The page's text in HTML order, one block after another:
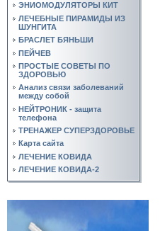
ЭНИОМОДУЛЯТОРЫ КИТ
ЛЕЧЕБНЫЕ ПИРАМИДЫ ИЗ
ШУНГИТА
БРАСЛЕТ БЯНЬШИ
ПЕЙЧЕВ
ПРОСТЫЕ СОВЕТЫ ПО
ЗДОРОВЬЮ
Анализ связи заболеваний
между собой
НЕЙТРОНИК - защита
телефона
ТРЕНАЖЕР СУПЕРЗДОРОВЬЕ
Карта сайта
ЛЕЧЕНИЕ КОВИДА
ЛЕЧЕНИЕ КОВИДА-2